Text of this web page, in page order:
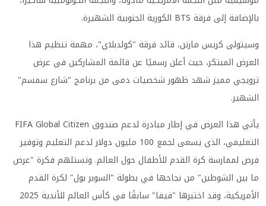
بالإضافة إلى فرقة BTS الكورية الجنوبية الشهيرة.
وسيتولى كريس مارتن، قائد فرقة "كولدبلاي"، مهمة تنظيم هذا
العرض المبتكر، حيث أعلن رسميًا عن قائمة المشاركين في عرض
ترويجي مميز شهد ظهور شخصيات دمى من برنامج "شارع سمسم"
الشهير.
يأتي هذا العرض في إطار مبادرة لدعم صندوق FIFA Global Citizen
التعليمي، الذي يسعى لجمع 100 مليون دولار لدعم التعليم وتوفير
فرص لممارسة كرة القدم للأطفال حول العالم. وتستلهم فكرة "عرض
ما بين الشوطين" من نجاحها في بطولة "السوبر بول" لكرة القدم
الأمريكية، وقد اختبرها "فيفا" سابقًا في كأس العالم للأندية 2025